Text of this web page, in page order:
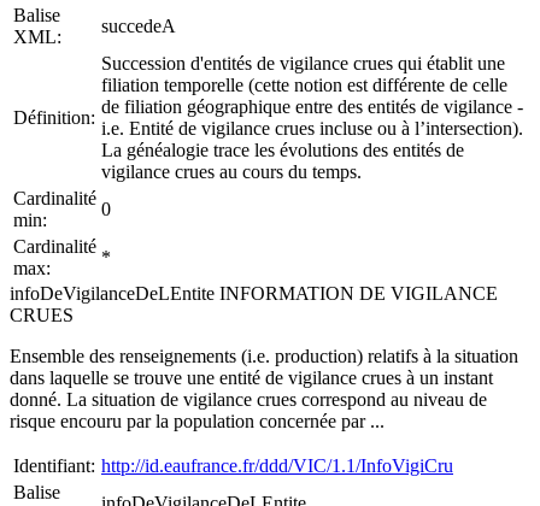
Balise
XML:
succedeA
Définition:
Succession d'entités de vigilance crues qui établit une
filiation temporelle (cette notion est différente de celle
de filiation géographique entre des entités de vigilance -
i.e. Entité de vigilance crues incluse ou à l’intersection).
La généalogie trace les évolutions des entités de
vigilance crues au cours du temps.
Cardinalité
min:
0
Cardinalité
max:
*
infoDeVigilanceDeLEntite INFORMATION DE VIGILANCE
CRUES
Ensemble des renseignements (i.e. production) relatifs à la situation
dans laquelle se trouve une entité de vigilance crues à un instant
donné. La situation de vigilance crues correspond au niveau de
risque encouru par la population concernée par ...
Identifiant: http://id.eaufrance.fr/ddd/VIC/1.1/InfoVigiCru
Balise